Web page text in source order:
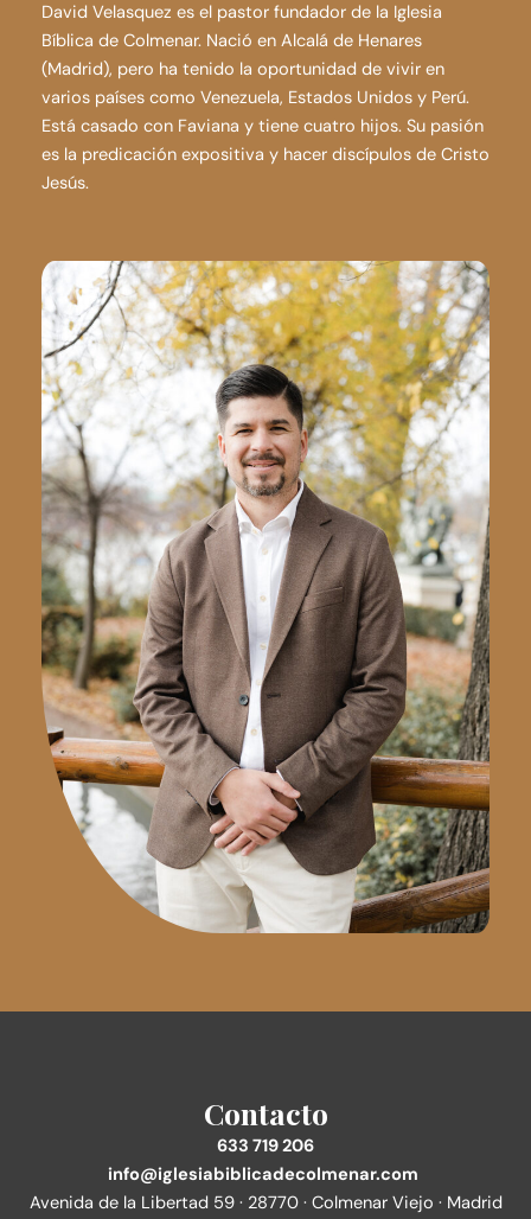
David Velasquez es el pastor fundador de la Iglesia
Bíblica de Colmenar. Nació en Alcalá de Henares
(Madrid), pero ha tenido la oportunidad de vivir en
varios países como Venezuela, Estados Unidos y Perú.
Está casado con Faviana y tiene cuatro hijos. Su pasión
es la predicación expositiva y hacer discípulos de Cristo
Jesús.
Contacto
633 719 206
info@iglesiabiblicadecolmenar.com
Avenida de la Libertad 59 · 28770 · Colmenar Viejo · Madrid